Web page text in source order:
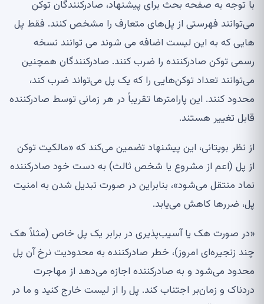
با توجه به صفحه بحث برای پیشنهاد، صادرکنندگان توکن
می‌توانند فهرستی از پل‌های متعارف را مشخص کنند. فقط پل
هایی که به این لیست اضافه می شوند می توانند نسخه
رسمی توکن صادرکننده را ضرب کنند. صادرکنندگان همچنین
می‌توانند تعداد توکن‌هایی را که یک پل می‌تواند ضرب کند،
محدود کنند. این پارامترها تقریباً در هر زمانی توسط صادرکننده
قابل تغییر هستند.
از نظر بوپتانی، این پیشنهاد تضمین می‌کند که «مالکیت توکن
از پل (اعم از مشروع یا شخص ثالث) به دست خود صادرکننده
نماد منتقل می‌شود»، بنابراین در صورت تبدیل شدن به امنیت
پل، ضررها کاهش می‌یابد.
«در صورت هک یا آسیب‌پذیری در برابر یک پل خاص (مثلاً هک
چند زنجیره‌ای امروز)، خطر صادرکننده به محدودیت نرخ آن پل
محدود می‌شود و به صادرکننده اجازه می‌دهد از مهاجرت
دردناک و زمان‌بر اجتناب کند. پل را از لیست خارج کنید و ما در